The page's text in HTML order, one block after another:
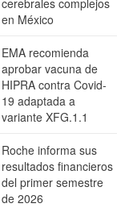
en México
EMA recomienda
aprobar vacuna de
HIPRA contra Covid-
19 adaptada a
variante XFG.1.1
Roche informa sus
resultados financieros
del primer semestre
de 2026